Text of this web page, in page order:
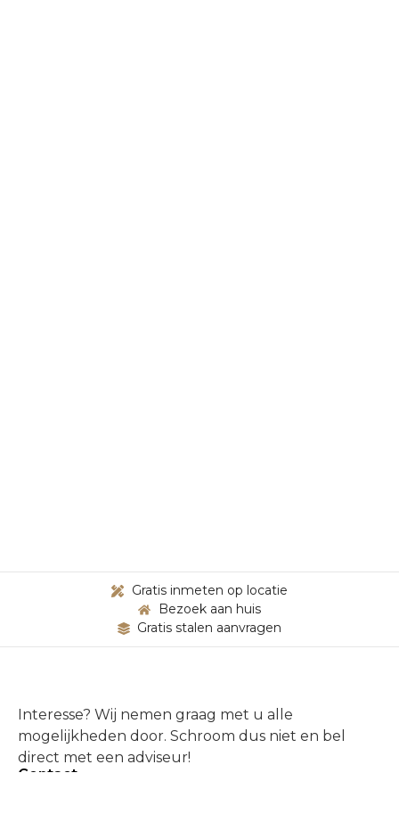
Gratis inmeten op locatie
Bezoek aan huis
Gratis stalen aanvragen
Interesse? Wij nemen graag met u alle
mogelijkheden door. Schroom dus niet en bel
direct met een adviseur!
Contact